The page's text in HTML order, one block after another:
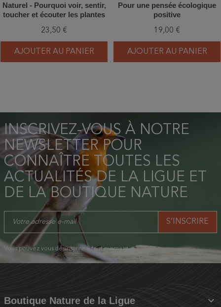
Naturel - Pourquoi voir, sentir,
toucher et écouter les plantes
23,50 €
AJOUTER AU PANIER
Pour une pensée écologique
positive
19,00 €
AJOUTER AU PANIER
INSCRIVEZ-VOUS À NOTRE
NEWSLETTER POUR
CONNAÎTRE TOUTES LES
ACTUALITÉS DE LA LIGUE ET
DE LA BOUTIQUE NATURE
Vous pouvez vous désinscrire à tout moment.
Boutique Nature de la Ligue 